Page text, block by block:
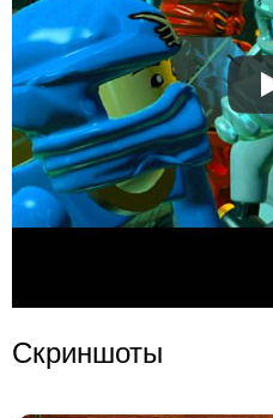
Скриншоты